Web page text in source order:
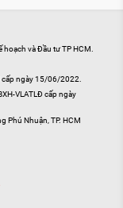
và Đầu tư TP HCM.
cấp ngày 15/06/2022.
VLATLĐ cấp ngày
Phú Nhuận, TP. HCM